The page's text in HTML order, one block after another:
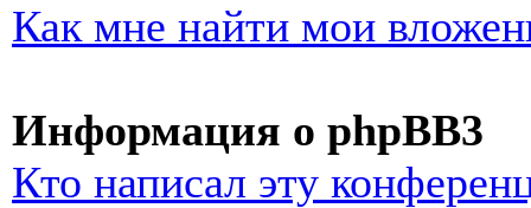
Как мне найти мои
Информация о phpBB3
Кто написал эту